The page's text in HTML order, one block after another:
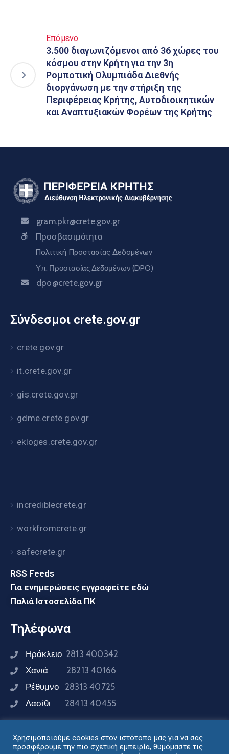
Επόμενο
3.500 διαγωνιζόμενοι από 36 χώρες του
κόσμου στην Κρήτη για την 3η
Ρομποτική Ολυμπιάδα Διεθνής
διοργάνωση με την στήριξη της
Περιφέρειας Κρήτης, Αυτοδιοικητικών
και Αναπτυξιακών Φορέων της Κρήτης
gram.pkr@crete.gov.gr
Προσβασιμότητα
Πολιτική Προστασίας Δεδομένων
Υπ. Προστασίας Δεδομένων (DPO)
dpo@crete.gov.gr
Σύνδεσμοι crete.gov.gr
crete.gov.gr
it.crete.gov.gr
gis.crete.gov.gr
gdme.crete.gov.gr
ekloges.crete.gov.gr
incrediblecrete.gr
workfromcrete.gr
safecrete.gr
RSS Feeds
Για ενημερώσεις εγγραφείτε εδώ
Παλιά Ιστοσελίδα ΠΚ
Τηλέφωνα
Ηράκλειο 2813 400342
Χανιά 28213 40166
Ρέθυμνο 28313 40725
Λασίθι 28413 40455
Συνδεθείτε μαζί μας
Χρησιμοποιούμε cookies στον ιστότοπο μας για να σας
προσφέρουμε την πιο σχετική εμπειρία, θυμόμαστε τις